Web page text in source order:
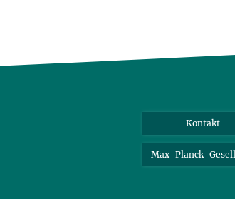
Kontakt
Max-Planck-